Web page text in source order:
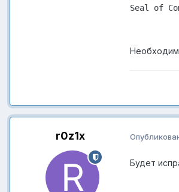
Seal of
r0z1x
Будет